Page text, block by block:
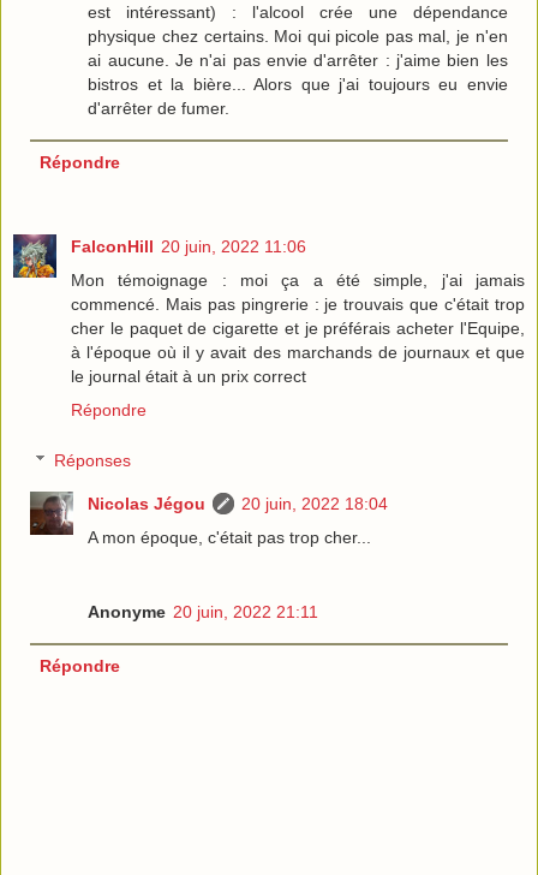
est intéressant) : l'alcool crée une dépendance
physique chez certains. Moi qui picole pas mal, je n'en
ai aucune. Je n'ai pas envie d'arrêter : j'aime bien les
bistros et la bière... Alors que j'ai toujours eu envie
d'arrêter de fumer.
Répondre
FalconHill 20 juin, 2022 11:06
Mon témoignage : moi ça a été simple, j'ai jamais
commencé. Mais pas pingrerie : je trouvais que c'était trop
cher le paquet de cigarette et je préférais acheter l'Equipe,
à l'époque où il y avait des marchands de journaux et que
le journal était à un prix correct
Répondre
Réponses
Nicolas Jégou
20 juin, 2022 18:04
A mon époque, c'était pas trop cher...
Anonyme 20 juin, 2022 21:11
Répondre